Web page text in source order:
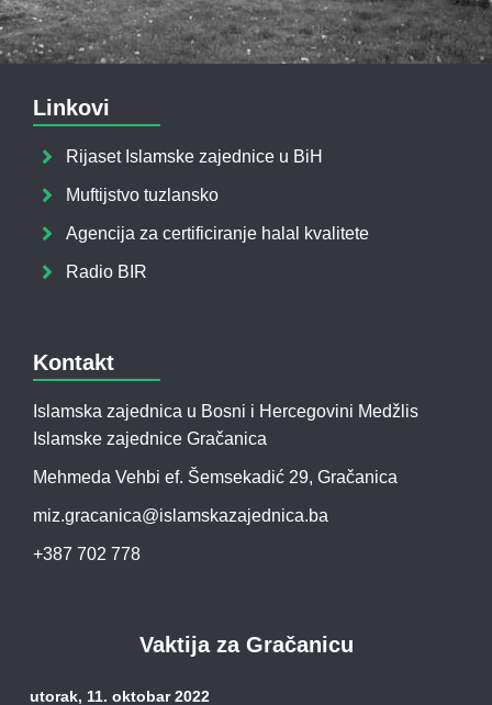
Linkovi
Rijaset Islamske zajednice u BiH
Muftijstvo tuzlansko
Agencija za certificiranje halal kvalitete
Radio BIR
Kontakt
Islamska zajednica u Bosni i Hercegovini Medžlis
Islamske zajednice Gračanica
Mehmeda Vehbi ef. Šemsekadić 29, Gračanica
miz.gracanica@islamskazajednica.ba
+387 702 778
Vaktija za Gračanicu
utorak, 11. oktobar 2022